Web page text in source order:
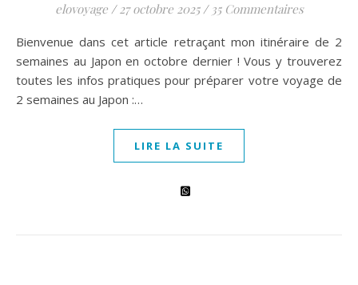
elovoyage / 27 octobre 2025 / 35 Commentaires
Bienvenue dans cet article retraçant mon itinéraire de 2
semaines au Japon en octobre dernier ! Vous y trouverez
toutes les infos pratiques pour préparer votre voyage de
2 semaines au Japon :…
LIRE LA SUITE